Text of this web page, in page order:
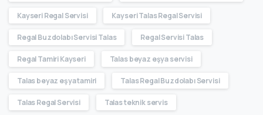
Kayseri Regal Servisi Kayseri Talas Regal Servisi
Regal Buzdolabı Servisi Talas Regal Servisi Talas
Regal Tamiri Kayseri Talas beyaz eşya servisi
Talas beyaz eşya tamiri Talas Regal Buzdolabı Servisi
Talas Regal Servisi Talas teknik servis